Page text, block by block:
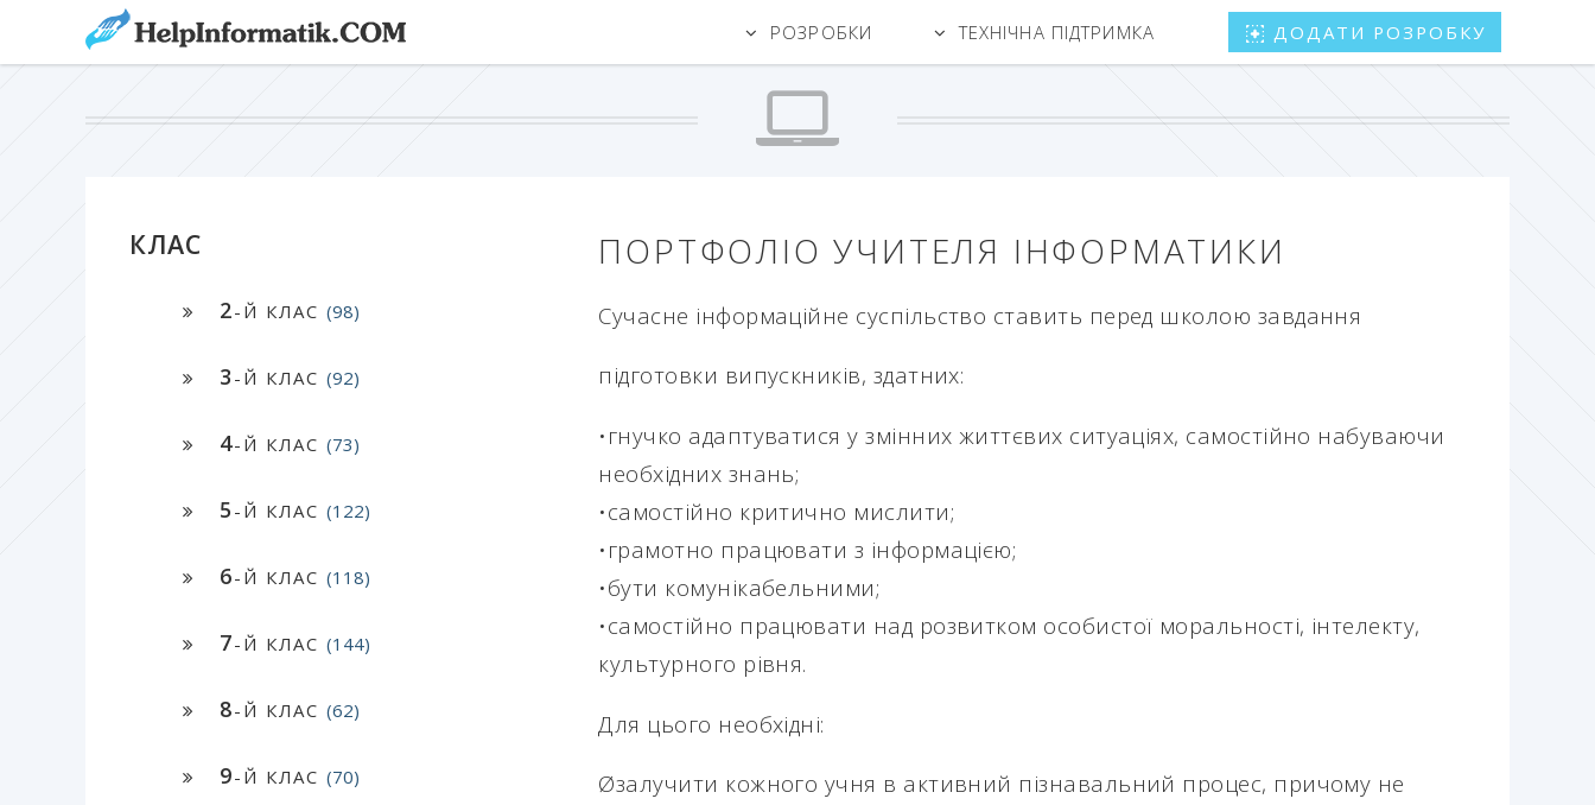
РОЗРОБКИ ТЕХНІЧНА ПІДТРИМКА ДОДАТИ РОЗРОБКУ
КЛАС
2-Й КЛАС (98)
3 -Й КЛАС (92)
4-Й КЛАС (73)
5 -Й КЛАС (122)
6-Й КЛАС (118)
7-Й КЛАС (144)
8-Й КЛАС (62)
9-Й КЛАС (70)
ПОРТФОЛІО УЧИТЕЛЯ ІНФОРМАТИКИ
Cучасне інформаційне суспільство ставить перед школою завдання
підготовки випускників, здатних:
•гнучко адаптуватися у змінних життєвих ситуаціях, самостійно набуваючи
необхідних знань;
•самостійно критично мислити;
•грамотно працювати з інформацією;
•бути комунікабельними;
•самостійно працювати над розвитком особистої моральності, інтелекту,
культурного рівня.
Для цього необхідні:
Øзалучити кожного учня в активний пізнавальний процес, причому не